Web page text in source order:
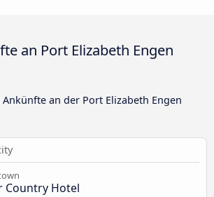
an Port Elizabeth Engen
an der Port Elizabeth Engen
Country Hotel